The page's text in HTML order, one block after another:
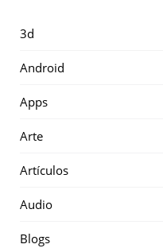
3d
Android
Apps
Arte
Artículos
Audio
Blogs